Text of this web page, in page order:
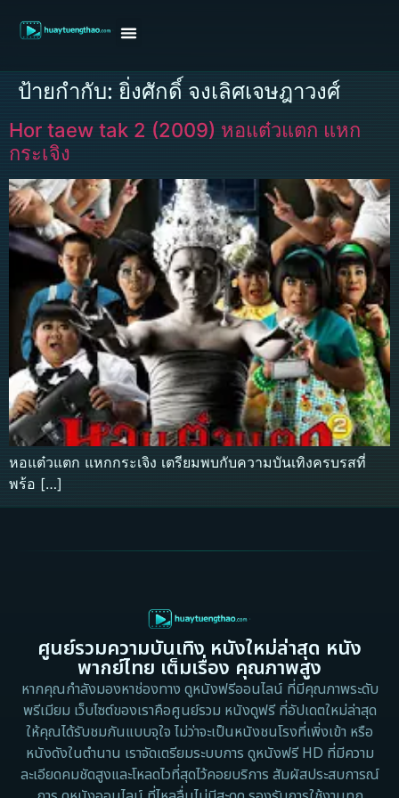
ป้ายกำกับ: ยิ่งศักดิ์ จงเลิศเจษฎาวงศ์
Hor taew tak 2 (2009) หอแต๋วแตก แหก
กระเจิง
หอแต๋วแตก แหกกระเจิง เตรียมพบกับความบันเทิงครบรสที่
พร้อ […]
ศูนย์รวมความบันเทิง หนังใหม่ล่าสุด หนัง
พากย์ไทย เต็มเรื่อง คุณภาพสูง
หากคุณกำลังมองหาช่องทาง ดูหนังฟรีออนไลน์ ที่มีคุณภาพระดับ
พรีเมียม เว็บไซต์ของเราคือศูนย์รวม หนังดูฟรี ที่อัปเดตใหม่ล่าสุด
ให้คุณได้รับชมกันแบบจุใจ ไม่ว่าจะเป็นหนังชนโรงที่เพิ่งเข้า หรือ
หนังดังในตำนาน เราจัดเตรียมระบบการ ดูหนังฟรี HD ที่มีความ
ละเอียดคมชัดสูงและโหลดไวที่สุดไว้คอยบริการ สัมผัสประสบการณ์